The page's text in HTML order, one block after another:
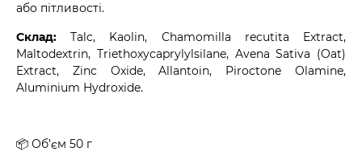
або пітливості.
Склад:
Talc, Kaolin, Chamomilla recutita Extract,
Maltodextrin, Triethoxycaprylylsilane, Avena Sativa (Oat)
Extract, Zinc Oxide, Allantoin, Piroctone Olamine,
Aluminium Hydroxide.
📦 Об’єм 50 г